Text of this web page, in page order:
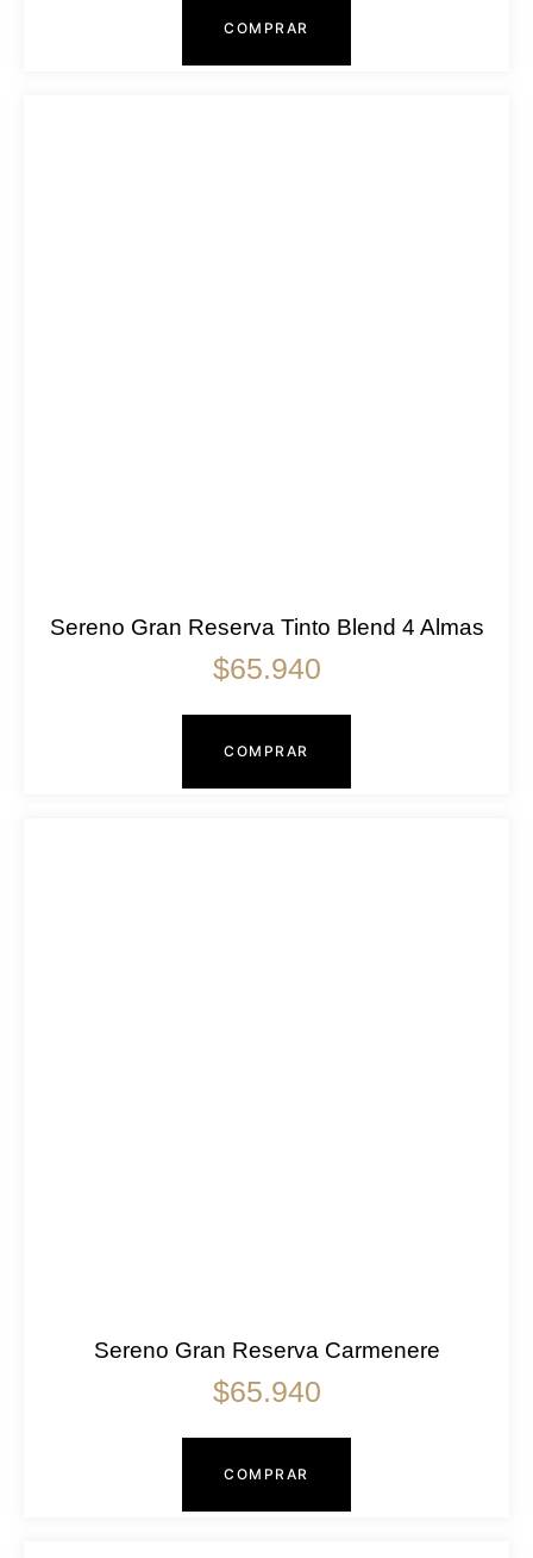
COMPRAR
Sereno Gran Reserva Tinto Blend 4 Almas
$65.940
COMPRAR
Sereno Gran Reserva Carmenere
$65.940
COMPRAR